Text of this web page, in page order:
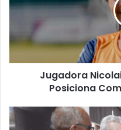
Goles
Se
Posiciona
Como
5
Jugadora
Posiciona
El
Buen